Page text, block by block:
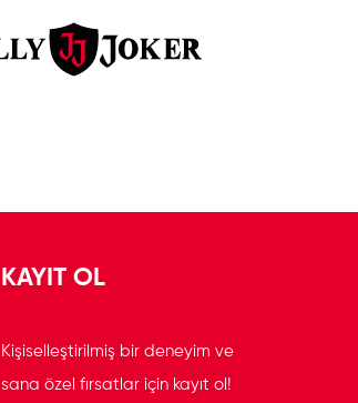
KAYIT OL
Kişiselleştirilmiş bir deneyim ve
sana özel fırsatlar için kayıt ol!